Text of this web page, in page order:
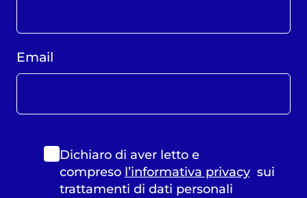
Email
Dichiaro di aver letto e
compreso l’informativa privacysui
trattamenti di dati personali